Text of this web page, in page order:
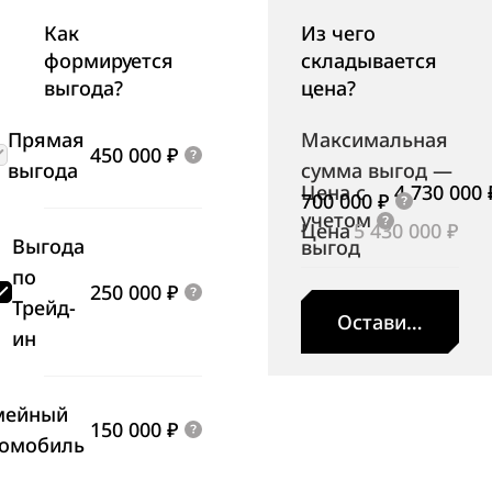
Как
формируется
выгода?
450 000 ₽
Прямая
выгода
250 000 ₽
Выгода
по
Трейд-
ин
150 000 ₽
Из чего
складывается
цена?
Максимальная
сумма выгод —
700 000 ₽
Цена с
учетом
выгод
4 730 000
Цена5 430 000 ₽
Оставить